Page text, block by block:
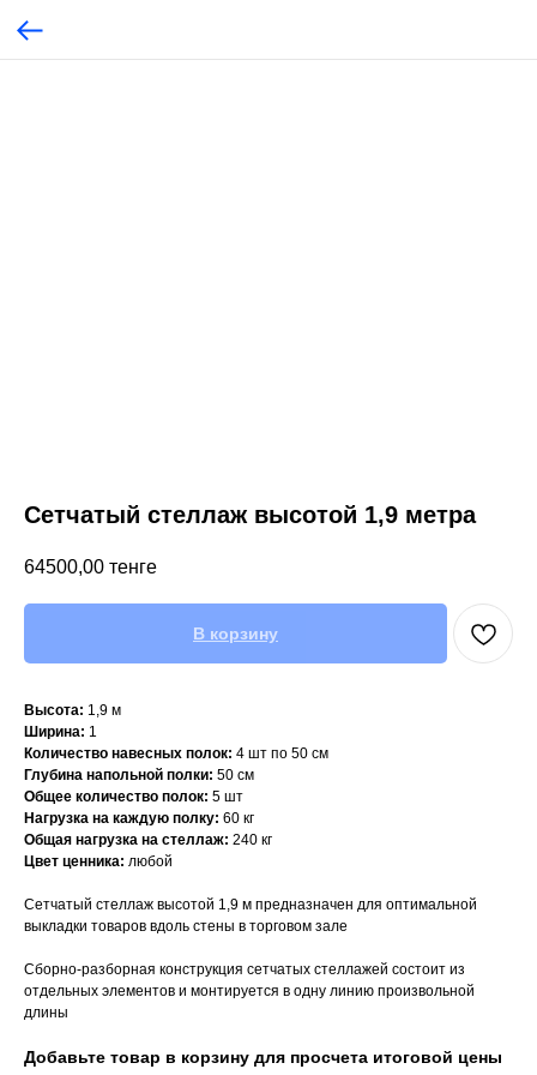
Cетчатый стеллаж высотой 1,9 метра
64500,00 тенге
В корзину
Высота: 1,9 м
Ширина: 1
Количество навесных полок: 4 шт по 50 см
Глубина напольной полки: 50 см
Общее количество полок: 5 шт
Нагрузка на каждую полку: 60 кг
Общая нагрузка на стеллаж: 240 кг
Цвет ценника: любой
Сетчатый стеллаж высотой 1,9 м предназначен для оптимальной
выкладки товаров вдоль стены в торговом зале
Сборно-разборная конструкция сетчатых стеллажей состоит из
отдельных элементов и монтируется в одну линию произвольной
длины
Добавьте товар в корзину для просчета итоговой цены